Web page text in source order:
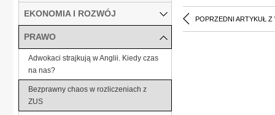
POPRZEDNI ARTYKUŁ Z
EKONOMIA I ROZWÓJ
PRAWO
Adwokaci strajkują w Anglii. Kiedy czas
na nas?
Bezprawny chaos w rozliczeniach z
ZUS